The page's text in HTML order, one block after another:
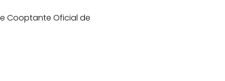
Cooptante Oficial de